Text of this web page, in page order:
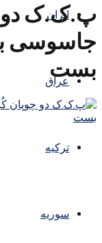
ایران
عراق
ترکیه
سوریه
پ.ک.ک دو
جاسوسی
بست